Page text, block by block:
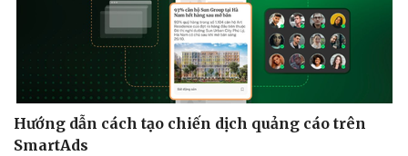
Hướng dẫn cách tạo chiến dịch quảng cáo trên
SmartAds